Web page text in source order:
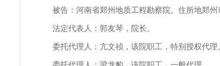
被告：河南省郑州地质工程勘察院。住所地郑州
法定代表人：郭友琴，院长。
委托代理人：亢文祯，该院职工，特别授权代理